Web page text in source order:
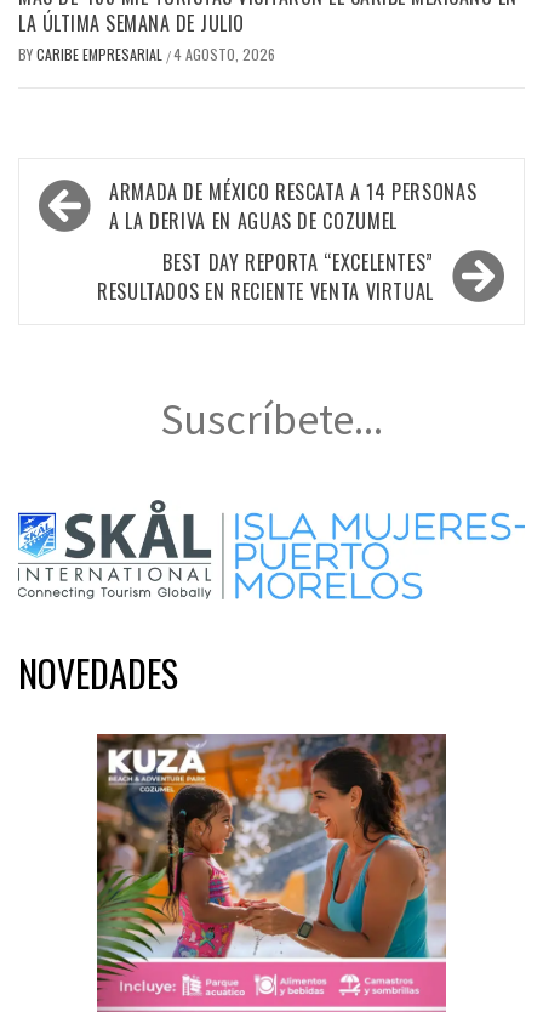
LA ÚLTIMA SEMANA DE JULIO
BYCARIBE EMPRESARIAL /4 AGOSTO, 2026
Navegación
de
entradas
ARMADA DE MÉXICO RESCATA A 14 PERSONAS
A LA DERIVA EN AGUAS DE COZUMEL
BEST DAY REPORTA “EXCELENTES”
RESULTADOS EN RECIENTE VENTA VIRTUAL
Suscríbete...
NOVEDADES